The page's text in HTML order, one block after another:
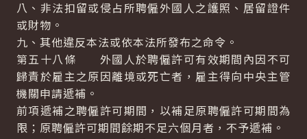
八、非法扣留或侵占所聘僱外國人之護照、居留證件
或財物。
九、其他違反本法或依本法所發布之命令。
第五十八條 外國人於聘僱許可有效期間內因不可
歸責於雇主之原因離境或死亡者，雇主得向中央主管
機關申請遞補。
前項遞補之聘僱許可期間，以補足原聘僱許可期間為
限；原聘僱許可期間餘期不足六個月者，不予遞補。